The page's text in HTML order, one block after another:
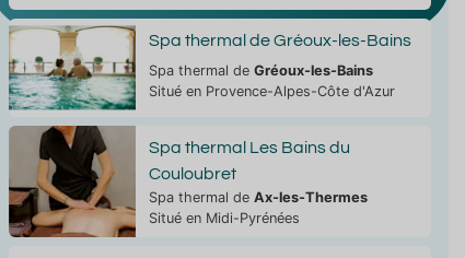
Spa thermal de Gréoux-les-Bains
Spa thermal de Gréoux-les-Bains
Situé en Provence-Alpes-Côte d'Azur
Spa thermal Les Bains du
Couloubret
Spa thermal de Ax-les-Thermes
Situé en Midi-Pyrénées